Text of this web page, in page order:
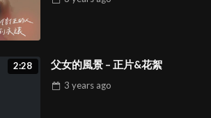
2:28 父女的風景 – 正片&花絮
3 years ago